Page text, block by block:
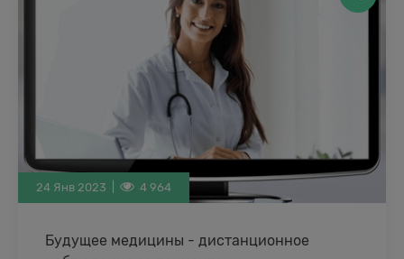
24 Янв 2023 | 4 964
Будущее медицины - дистанционное